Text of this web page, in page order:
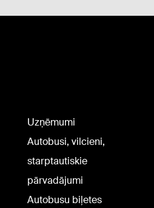
Uzņēmumi
Autobusi, vilcieni,
starptautiskie
pārvadājumi
Autobusu biļetes